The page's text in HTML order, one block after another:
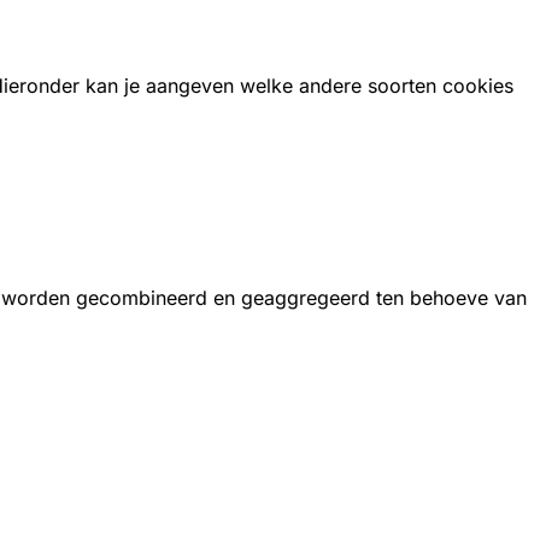
kan je aangeven welke andere soorten cookies
gecombineerd en geaggregeerd ten behoeve van